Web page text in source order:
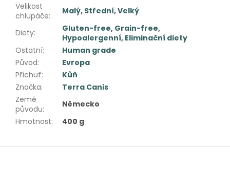
Velikost
chlupáče: Malý, Střední,Velký
Diety: Gluten-free, Grain-free,
Hypoalergenní, Eliminační diety
Ostatní:
Human grade
Původ:
Evropa
Příchuť:
Kůň
Značka:
Terra Canis
Země
původu:
Německo
Hmotnost: 400 g
Z